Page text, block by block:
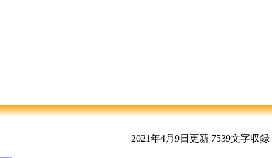
2021年4月9日更新 7539文字収録